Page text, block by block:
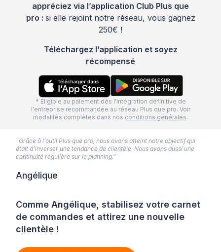
appréciez via l’application Club Plus que
pro : si elle rejoint notre réseau, vous gagnez
250€ !
Téléchargez l’application et soyez
récompensé
* Eligible au paiement dès l'intégration définitive de
l'entreprise recommandée au réseau Plus que pro. Voir
modalités complètes dans nos conditions générales.
Comme Angélique, stabilisez votre carnet
de commandes et attirez une nouvelle
clientèle !
“Grâce à l’outil Plus que pro, nous avons atteint notre objectif qui
était d’inverser une tendance de clientèle. Nous avons aussi une
continuité régulière sur le planning.”
Angélique